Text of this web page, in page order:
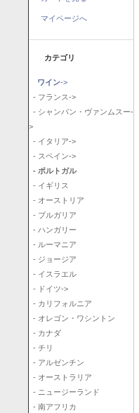
マイページへ
カテゴリ
ワイン->
- フランス->
- シャンパン・ヴァンムスー-
>
- イタリア->
- スペイン->
- ポルトガル
- イギリス
- オーストリア
- ブルガリア
- ハンガリー
- ルーマニア
- ジョージア
- イスラエル
- ドイツ->
- カリフォルニア
- オレゴン・ワシントン
- カナダ
- チリ
- アルゼンチン
- オーストラリア
- ニュージーランド
- 南アフリカ